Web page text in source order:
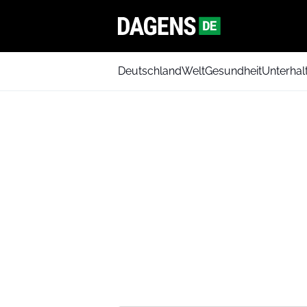
DeutschlandWeltGesundheit